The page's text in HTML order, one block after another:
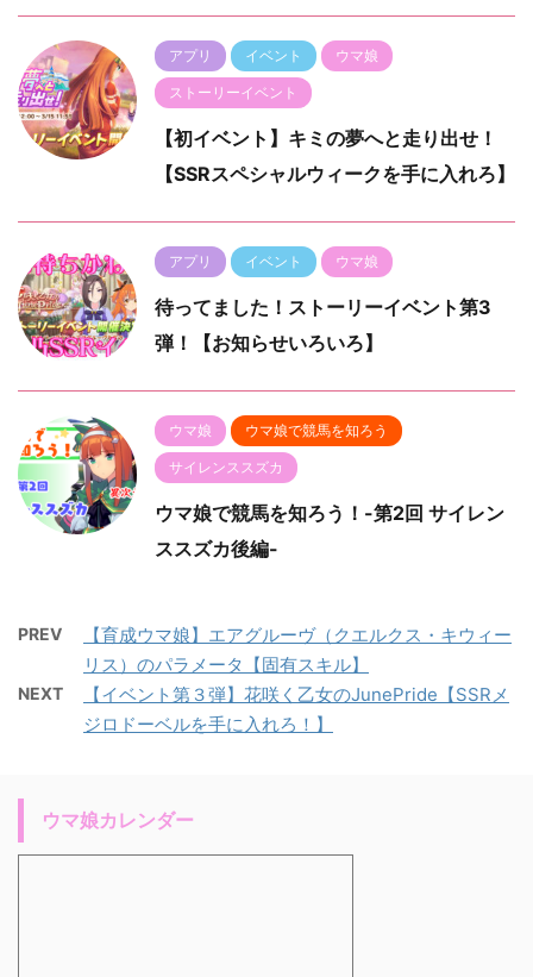
アプリ イベント ウマ娘
ストーリーイベント
【初イベント】キミの夢へと走り出せ！
【SSRスペシャルウィークを手に入れろ】
アプリ イベント ウマ娘
待ってました！ストーリーイベント第3
弾！【お知らせいろいろ】
ウマ娘 ウマ娘で競馬を知ろう
サイレンススズカ
ウマ娘で競馬を知ろう！-第2回 サイレン
ススズカ後編-
PREV
【育成ウマ娘】エアグルーヴ（クエルクス・キウィー
リス）のパラメータ【固有スキル】
NEXT
【イベント第３弾】花咲く乙女のJunePride【SSRメ
ジロドーベルを手に入れろ！】
ウマ娘カレンダー